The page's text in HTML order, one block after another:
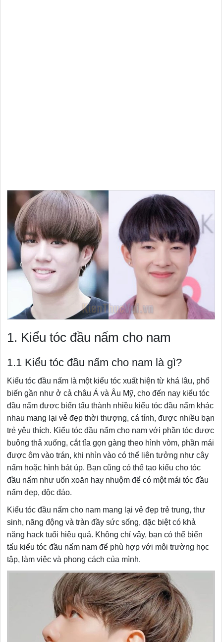
1. Kiểu tóc đầu nấm cho nam
1.1 Kiểu tóc đầu nấm cho nam là gì?
Kiểu tóc đầu nấm là một kiểu tóc xuất hiện từ khá lâu, phổ
biến gần như ở cả châu Á và Âu Mỹ, cho đến nay kiểu tóc
đầu nấm được biến tấu thành nhiều kiểu tóc đầu nấm khác
nhau mang lại vẻ đẹp thời thượng, cá tính, được nhiều bạn
trẻ yêu thích. Kiểu tóc đầu nấm cho nam với phần tóc được
buông thả xuống, cắt tỉa gọn gàng theo hình vòm, phần mái
được ôm vào trán, khi nhìn vào có thể liên tưởng như cây
nấm hoặc hình bát úp. Bạn cũng có thể tạo kiểu cho tóc
đầu nấm như uốn xoăn hay nhuộm để có một mái tóc đầu
nấm đẹp, độc đáo.
Kiểu tóc đầu nấm cho nam mang lại vẻ đẹp trẻ trung, thư
sinh, năng động và tràn đầy sức sống, đặc biệt có khả
năng hack tuổi hiệu quả. Không chỉ vậy, bạn có thể biến
tấu kiểu tóc đầu nấm nam để phù hợp với môi trường học
tập, làm việc và phong cách của mình.